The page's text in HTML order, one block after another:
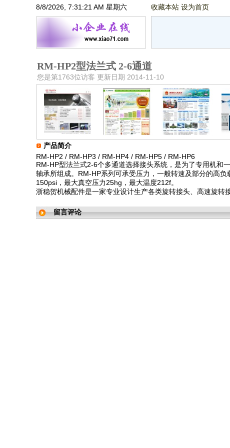
8/8/2026, 7:31:21 AM 星期六 收藏本站 设为首页
RM-HP2型法兰式 2-6通道
您是第1763位访客 更新日期 2014-11-10
产品简介
RM-HP2 / RM-HP3 / RM-HP4 / RM-HP5 / RM-HP6
RM-HP型法兰式2-6个多通道选择接头系统，是为了专用机和
轴承所组成。RM-HP系列可承受压力，一般转速及部分的高
150psi，最大真空压力25hg，最大温度212f。
浙稳贺机械配件是一家专业设计生产各类旋转接头、高速旋转
留言评论